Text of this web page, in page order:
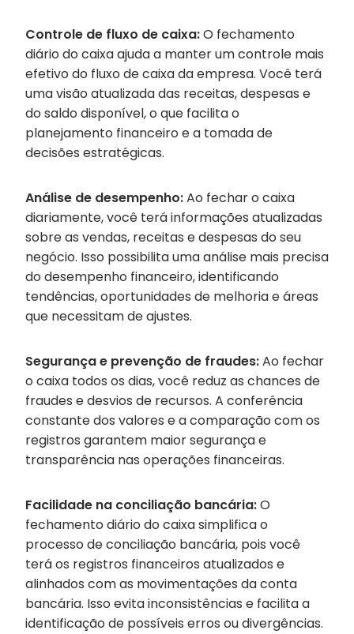
Controle de fluxo de caixa:O fechamento
diário do caixa ajuda a manter um controle mais
efetivo do fluxo de caixa da empresa. Você terá
uma visão atualizada das receitas, despesas e
do saldo disponível, o que facilita o
planejamento financeiro e a tomada de
decisões estratégicas.
Análise de desempenho:Ao fechar o caixa
diariamente, você terá informações atualizadas
sobre as vendas, receitas e despesas do seu
negócio. Isso possibilita uma análise mais precisa
do desempenho financeiro, identificando
tendências, oportunidades de melhoria e áreas
que necessitam de ajustes.
Segurança e prevenção de fraudes:Ao fechar
o caixa todos os dias, você reduz as chances de
fraudes e desvios de recursos. A conferência
constante dos valores e a comparação com os
registros garantem maior segurança e
transparência nas operações financeiras.
Facilidade na conciliação bancária:O
fechamento diário do caixa simplifica o
processo de conciliação bancária, pois você
terá os registros financeiros atualizados e
alinhados com as movimentações da conta
bancária. Isso evita inconsistências e facilita a
identificação de possíveis erros ou divergências.